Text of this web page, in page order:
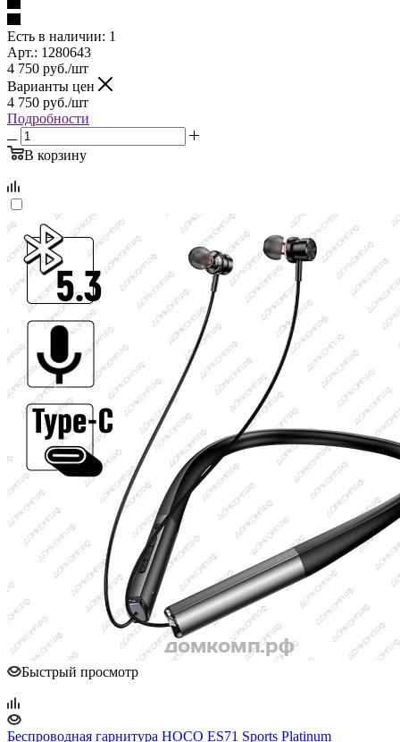
Есть в наличии: 1
Арт.: 1280643
4 750 руб./шт
Варианты цен
4 750 руб./шт
Подробности
В корзину
Быстрый просмотр
Беспроводная гарнитура HOCO ES71 Sports Platinum